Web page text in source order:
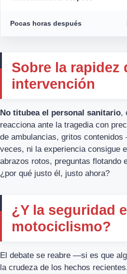
Pocas horas después
Sobre la rapidez
intervención
No titubea el personal sanitario,
reacciona ante la tragedia con
de ambulancias, gritos
veces, ni la experiencia consigue
abrazos rotos, preguntas flotando
¿por qué justo él, justo ahora?
¿Y la seguridad
motociclismo?
El debate se reabre —si es que
la crudeza de los hechos